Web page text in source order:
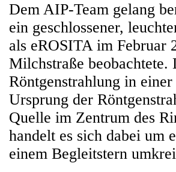
Dem AIP-Team gelang
ein geschlossener,
als eROSITA im Februar
Milchstraße
Röntgenstrahlung in
Ursprung der
Quelle im Zentrum des
handelt es sich dabei um
einem Begleitstern